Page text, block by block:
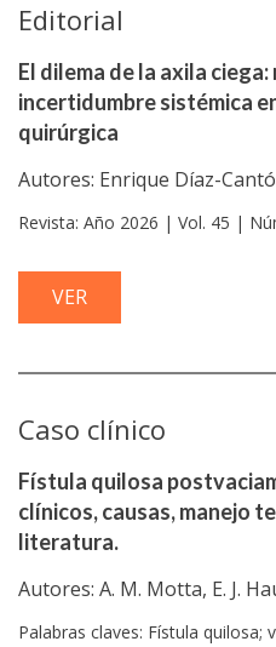
Editorial
El dilema de la axila
incertidumbre sistémica
quirúrgica
Autores: Enrique Díaz-
Revista: Año 2026 | Vol. 45 |
VER
Caso clínico
Fístula quilosa
clínicos, causas, manejo
literatura.
Autores: A. M. Motta, E. J.
Palabras claves: Fístula quilosa;